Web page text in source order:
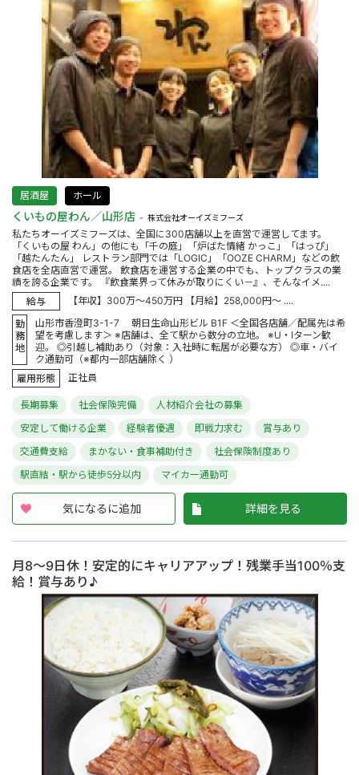
居酒屋 ホール
くいもの屋わん／山形店 株式会社オーイズミフーズ
私たちオーイズミフーズは、全国に300店舗以上を直営で運営してます。
「くいもの屋 わん」の他にも「千の庭」「炉ばた情緒 かっこ」「はっぴ」
「越たんたん」 レストラン部門では「LOGIC」「OOZE CHARM」などの飲
食店を全店直営で運営。 飲食店を運営する企業の中でも、トップクラスの業
績を誇る企業です。 『飲食業界って休みが取りにくい－』、そんなイメ....
給与
【年収】300万～450万円 【月給】258,000円～ ....
勤
務
地
山形市香澄町3-1-7 朝日生命山形ビル B1F ＜全国各店舗／配属先は希
望を考慮します＞ ※店舗は、全て駅から数分の立地。 ※U・Iターン歓
迎。 ◎引越し補助あり（対象：入社時に転居が必要な方） ◎車・バイ
ク通勤可（※都内一部店舗除く ）
雇用形態
正社員
長期募集 社会保険完備
人材紹介会社の募集
安定して働ける企業
経験者優遇 即戦力求む
賞与あり
交通費支給
まかない・食事補助付き
社会保険制度あり
駅直結・駅から徒歩5分以内
マイカー通勤可
気になるに追加 詳細を見る
月8～9日休！安定的にキャリアアップ！残業手当100％支
給！賞与あり♪